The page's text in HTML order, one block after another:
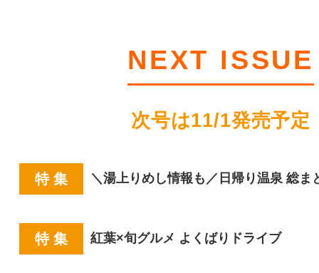
NEXT ISSUE
次号は11/1発売予定
特 集 ＼湯上りめし情報も／日帰り温泉 総ま
特 集 紅葉×旬グルメ よくばりドライブ